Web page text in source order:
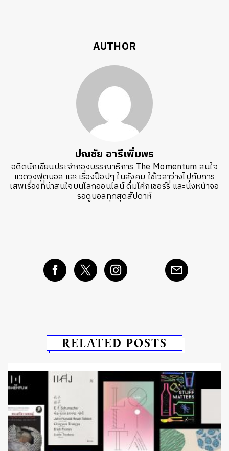
AUTHOR
ปณชัย อารีเพิ่มพร
อดีตนักเขียนประจำกองบรรณาธิการ The Momentum สนใจ
แวดวงฟุตบอล และเรื่องป็อปๆ ในสังคม ใช้เวลาว่างไปกับการ
เสพเรื่องที่น่าสนใจบนโลกออนไลน์ ดื่มโค้กเชอร์รี่ และนั่งหน้าจอ
รอดูบอลทุกสุดสัปดาห์
RELATED POSTS